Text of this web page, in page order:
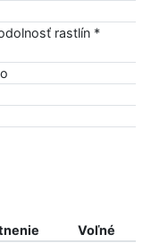
rastlín *
Voľné